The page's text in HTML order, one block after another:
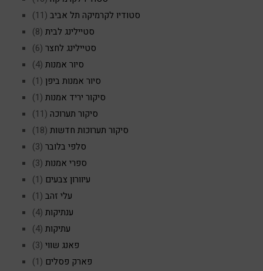
סטודיו לקרמיקה תל אביב (11)
סטיילינג לבית (8)
סטיילינג לחצר (6)
סיור אמנות (4)
סיור אמנות ביפן (1)
סיקור יריד אמנות (1)
סיקור תערוכה (11)
סיקור תערוכות חדשות (18)
סלפי בלובר (3)
ספרי אמנות (3)
עיוורון צבעים (1)
עלי זהב (1)
ענתיקות (4)
עתיקות (4)
פאנג שווי (3)
פארק פסלים (1)